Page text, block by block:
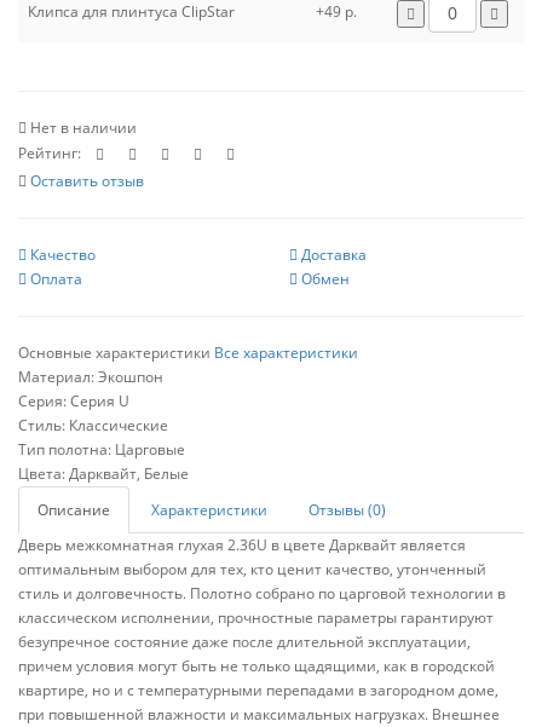
Клипса для плинтуса ClipStar +49 р.
Нет в наличии
Рейтинг:
Оставить отзыв
Качество
Доставка
Оплата
Обмен
Основные характеристики Все характеристики
Материал:Экошпон
Серия:Серия U
Стиль: Классические
Тип полотна: Царговые
Цвета:Дарквайт, Белые
Описание
Характеристики
Отзывы (0)
Дверь межкомнатная глухая 2.36U в цвете Дарквайт является
оптимальным выбором для тех, кто ценит качество, утонченный
стиль и долговечность. Полотно собрано по царговой технологии в
классическом исполнении, прочностные параметры гарантируют
безупречное состояние даже после длительной эксплуатации,
причем условия могут быть не только щадящими, как в городской
квартире, но и с температурными перепадами в загородном доме,
при повышенной влажности и максимальных нагрузках. Внешнее